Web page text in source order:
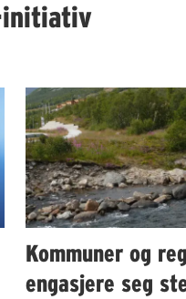
initiativ
Kommuner og
engasjere seg